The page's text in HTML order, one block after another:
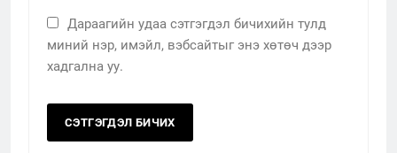
Дараагийн удаа сэтгэгдэл бичихийн тулд
миний нэр, имэйл, вэбсайтыг энэ хөтөч дээр
хадгална уу.